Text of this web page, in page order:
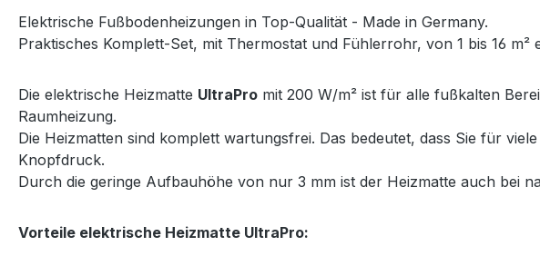
Elektrische Fußbodenheizungen in Top-Qualität - Made in Germany.
Praktisches Komplett-Set, mit Thermostat und Fühlerrohr, von 1 bis 16 m²
Die elektrische Heizmatte UltraPro mit 200 W/m² ist für alle fußkalten
Raumheizung.
Die Heizmatten sind komplett wartungsfrei. Das bedeutet, dass Sie für
Knopfdruck.
Durch die geringe Aufbauhöhe von nur 3 mm ist der Heizmatte auch bei
Vorteile elektrische Heizmatte UltraPro: